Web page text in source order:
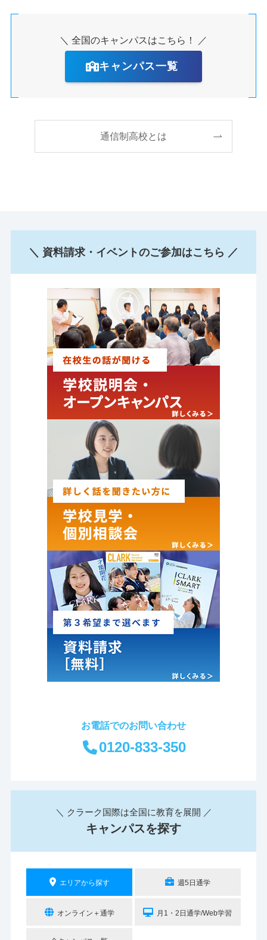
＼ 全国のキャンパスはこちら！ ／
キャンパス一覧
通信制高校とは
＼ 資料請求・イベントのご参加はこちら ／
お電話でのお問い合わせ
0120-833-350
＼ クラーク国際は全国に教育を展開 ／
キャンパスを探す
エリアから探す 週5日通学
オンライン＋通学 月1・2日通学/Web学習